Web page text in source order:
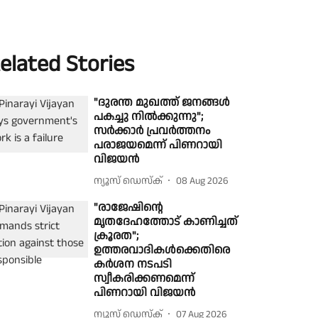
Stories
"ദുരന്ത മുഖത്ത് ജനങ്ങൾ
പകച്ചു നിൽക്കുന്നു";
സർക്കാർ പ്രവർത്തനം
പരാജയമെന്ന് പിണറായി
വിജയൻ
ന്യൂസ് ഡെസ്ക് 08 Aug 2026
"രാജേഷിൻ്റെ
മൃതദേഹത്തോട് കാണിച്ചത്
ക്രൂരത";
ഉത്തരവാദികൾക്കെതിരെ
കർശന നടപടി
സ്വീകരിക്കണമെന്ന്
പിണറായി വിജയൻ
ന്യൂസ് ഡെസ്ക് 07 Aug 2026